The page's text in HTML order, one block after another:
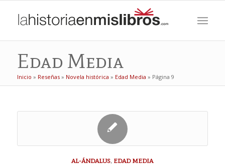
Edad Media
Inicio » Reseñas» Novela histórica » Edad Media » Página 9
AL-ÁNDALUS, EDAD MEDIA